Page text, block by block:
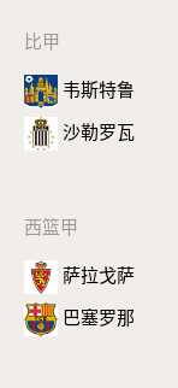
比甲
韦斯特鲁
沙勒罗瓦
西篮甲
萨拉戈萨
巴塞罗那